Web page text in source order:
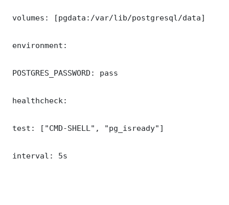
volumes: [pgdata:/var/lib/postgresql/data]
environment:
POSTGRES_PASSWORD: pass
healthcheck:
test: ["CMD-SHELL", "pg_isready"]
interval: 5s